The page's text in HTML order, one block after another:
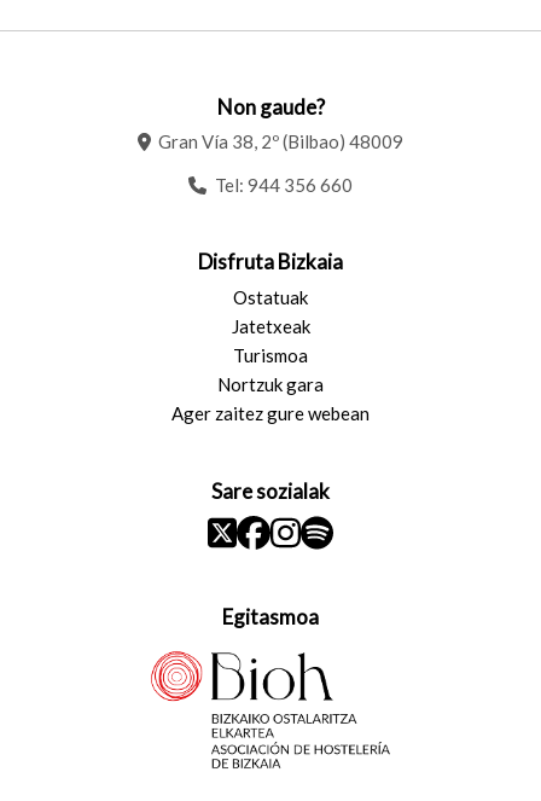
Non gaude?
Gran Vía 38, 2º (Bilbao) 48009
Tel: 944 356 660
Disfruta Bizkaia
Ostatuak
Jatetxeak
Turismoa
Nortzuk gara
Ager zaitez gure webean
Sare sozialak
Egitasmoa